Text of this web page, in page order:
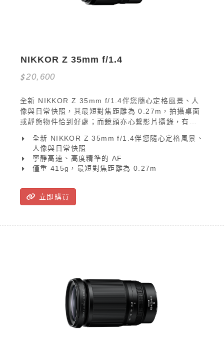
NIKKOR Z 35mm f/1.4
20,600
全新 NIKKOR Z 35mm f/1.4伴您隨心定格風景、人
像與日常快照，其最短對焦距離為 0.27m，拍攝桌面
或靜態物件恰到好處；而鏡頭亦心繫影片攝錄，有效
寧靜迅捷的步進馬達 (STM) 相輔相成。另一方面，
NIKKOR Z 35mm f/1.4尺寸約為 74.5 x 86.5mm，
僅重 415g，可輕鬆溜入您平日使用的攜行袋中，成為
心愛 Nikon Z 無反光鏡相機的最佳拍檔。
全新 NIKKOR Z 35mm f/1.4伴您隨心定格風景、
人像與日常快照
寧靜高速、高度精準的 AF
僅重 415g，最短對焦距離為 0.27m
立即購買